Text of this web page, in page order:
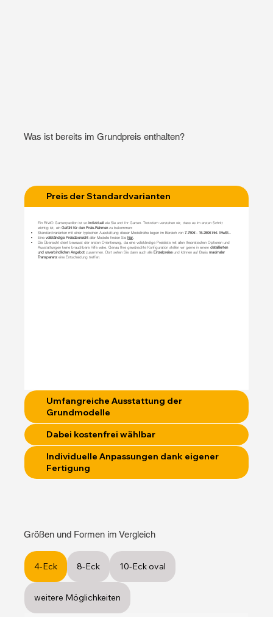
Was ist bereits im Grundpreis enthalten?
Preis der Standardvarianten
Ein RIWO Gartenpavillon ist soindividuellwie Sie und Ihr Garten. Trotzdem verstehen wir, dass es im ersten Schritt
wichtig ist, einGefühl für den Preis-Rahmenzu bekommen:
Standardvarianten mit einer typischen Ausstattung dieser Modellreihe liegen im Bereich von7.750€ - 15.250€ inkl. MwSt..
Einevollständige Preisübersicht aller Modelle finden Sie hier.
Die Übersicht dient bewusst der ersten Orientierung, da eine vollständige Preisliste mit allen theoretischen Optionen und
Ausstattungen keine brauchbare Hilfe wäre. Genau Ihre gewünschte Konfiguration stellen wir gerne in einemdetaillierten
und unverbindlichen Angebot zusammen. Dort sehen Sie dann auch alleEinzelpreiseund können auf Basismaximaler
Transparenzeine Entscheidung treffen.
Umfangreiche Ausstattung der
Grundmodelle
Dabei kostenfrei wählbar
Individuelle Anpassungen dank eigener
Fertigung
Größen und Formen im Vergleich
4-Eck 8-Eck 10-Eck oval
weitere Möglichkeiten